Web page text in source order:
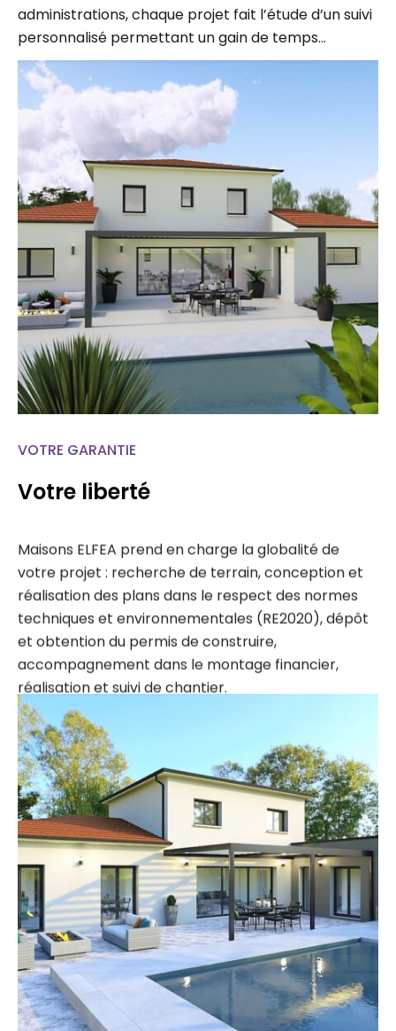
personnalisé permettant un gain de temps…
VOTRE GARANTIE
Votre liberté
votre projet : recherche de terrain, conception et
réalisation des plans dans le respect des normes
techniques et environnementales (RE2020), dépôt
et obtention du permis de construire,
accompagnement dans le montage financier,
réalisation et suivi de chantier.